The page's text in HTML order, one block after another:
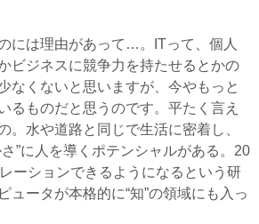
には理由があって…。ITって、個人
ビジネスに競争力を持たせるとかの
なくないと思いますが、今やもっと
るものだと思うのです。平たく言え
。水や道路と同じで生活に密着し、
”に人を導くポテンシャルがある。20
ーションできるようになるという研
ュータが本格的に“知”の領域にも入っ